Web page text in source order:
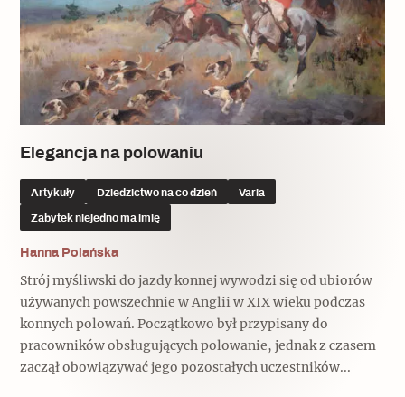
Elegancja na polowaniu
Artykuły Dziedzictwo na co dzień Varia
Zabytek niejedno ma imię
Hanna Polańska
Strój myśliwski do jazdy konnej wywodzi się od ubiorów
używanych powszechnie w Anglii w XIX wieku podczas
konnych polowań. Początkowo był przypisany do
pracowników obsługujących polowanie, jednak z czasem
zaczął obowiązywać jego pozostałych uczestników...